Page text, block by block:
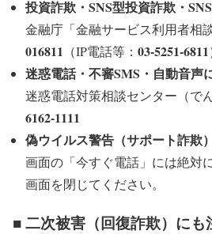
投資詐欺・SNS型投資詐欺・
金融庁「金融サービス利用者相
016811 （IP電話等： 03-5251-6811
迷惑電話・不審SMS・自動音声
迷惑電話対策相談センター（で
6162-1111
偽ウイルス警告（サポート詐欺）
画面の「今すぐ電話」には絶対
画面を閉じてください。
■ 二次被害（回復詐欺）にも